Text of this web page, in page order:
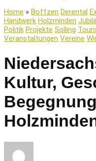
Home » Boffzen Derental
Handwerk Holzminden
Politik Projekte Solling
Veranstaltungen Vereine
Kultur,